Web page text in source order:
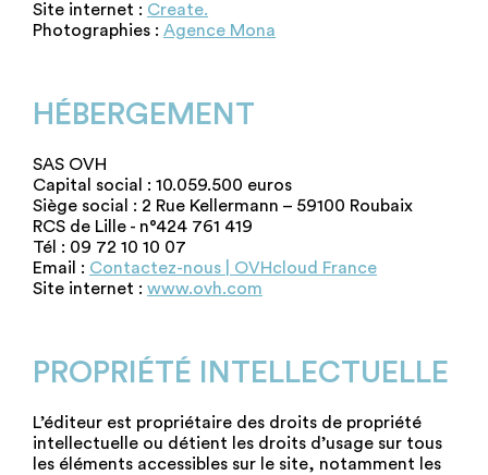
Site internet : Create.
Photographies : Agence Mona
HÉBERGEMENT
SAS OVH
Capital social : 10.059.500 euros
Siège social : 2 Rue Kellermann – 59100 Roubaix
RCS de Lille - n°424 761 419
Tél : 09 72 10 10 07
Email : Contactez-nous | OVHcloud France
Site internet : www.ovh.com
PROPRIÉTÉ INTELLECTUELLE
L’éditeur est propriétaire des droits de propriété
intellectuelle ou détient les droits d’usage sur tous
les éléments accessibles sur le site, notamment les